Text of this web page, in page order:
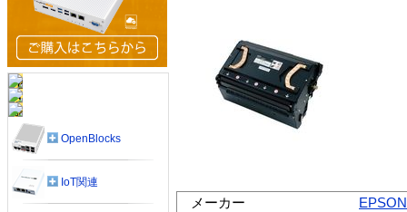
メーカー
EPSON
OpenBlocks
IoT関連